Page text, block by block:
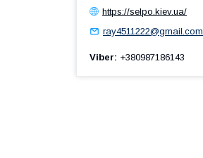
https://selpo.kiev.ua/
ray4511222@gmail.com
Viber +380987186143